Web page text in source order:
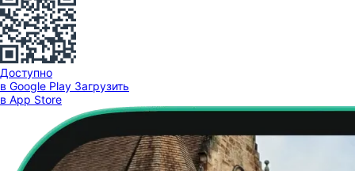
Доступно
в Google Play Загрузить
в App Store